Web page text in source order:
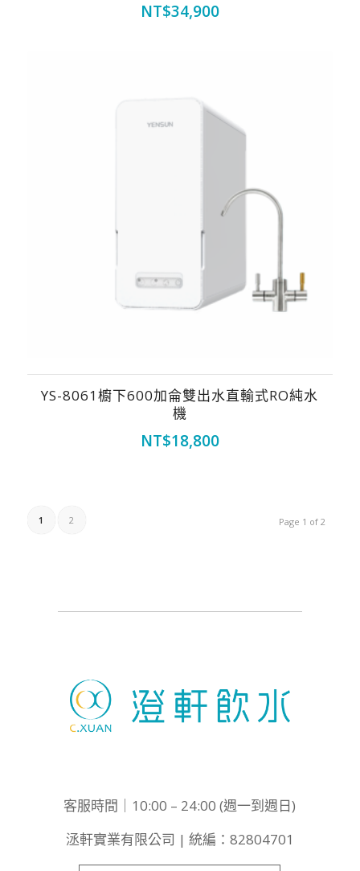
NT$34,900
YS-8061櫥下600加侖雙出水直輸式RO純水
機
NT$18,800
Page 1 of 2
1 2
客服時間｜10:00 – 24:00 (週一到週日)
洆軒實業有限公司 | 統編：82804701